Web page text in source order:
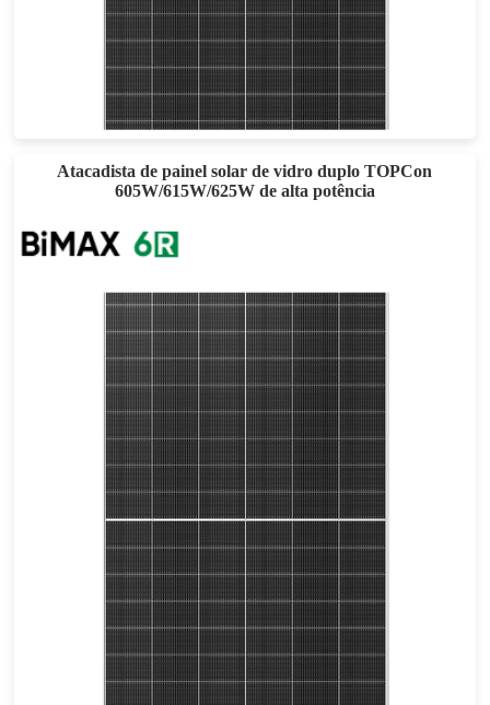
610-630W
Atacadista de painel solar de vidro duplo TOPCon
605W/615W/625W de alta potência
600-625W
Esforço máximo: 23.14%